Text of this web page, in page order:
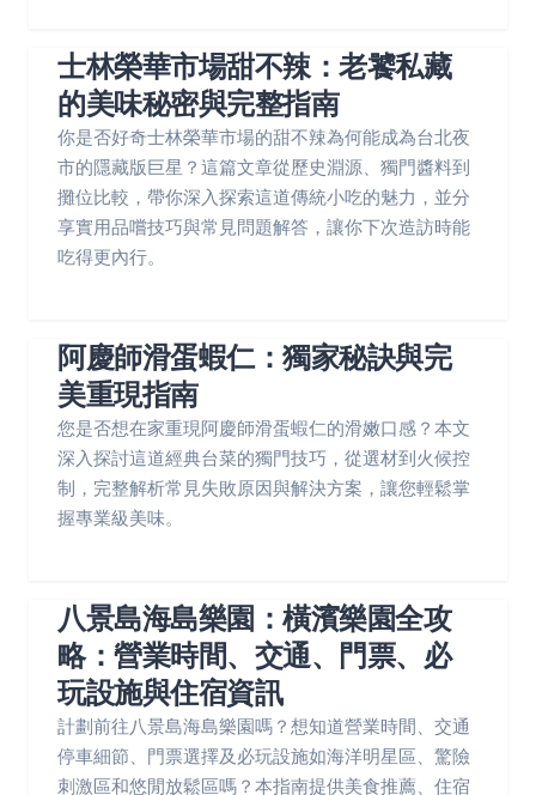
士林榮華市場甜不辣：老饕私藏
的美味秘密與完整指南
你是否好奇士林榮華市場的甜不辣為何能成為台北夜
市的隱藏版巨星？這篇文章從歷史淵源、獨門醬料到
攤位比較，帶你深入探索這道傳統小吃的魅力，並分
享實用品嚐技巧與常見問題解答，讓你下次造訪時能
吃得更內行。
阿慶師滑蛋蝦仁：獨家秘訣與完
美重現指南
您是否想在家重現阿慶師滑蛋蝦仁的滑嫩口感？本文
深入探討這道經典台菜的獨門技巧，從選材到火候控
制，完整解析常見失敗原因與解決方案，讓您輕鬆掌
握專業級美味。
八景島海島樂園：橫濱樂園全攻
略：營業時間、交通、門票、必
玩設施與住宿資訊
計劃前往八景島海島樂園嗎？想知道營業時間、交通
停車細節、門票選擇及必玩設施如海洋明星區、驚險
刺激區和悠閒放鬆區嗎？本指南提供美食推薦、住宿